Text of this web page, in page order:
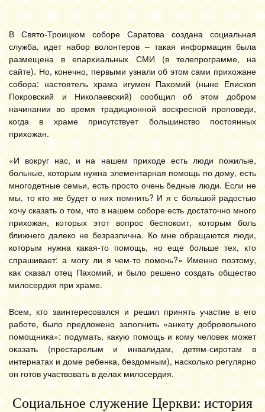
В Свято-Троицком соборе Саратова создана социальная
служба, идет набор волонтеров – такая информация была
размещена в епархиальных СМИ (в телепрограмме, на
сайте). Но, конечно, первыми узнали об этом сами прихожане
собора: настоятель храма игумен Пахомий (ныне Епископ
Покровский и Николаевский) сообщил об этом добром
начинании во время традиционной воскресной проповеди,
когда в храме присутствует большинство постоянных
прихожан.
«И вокруг нас, и на нашем приходе есть люди пожилые,
больные, которым нужна элементарная помощь по дому, есть
многодетные семьи, есть просто очень бедные люди. Если не
мы, то кто же будет о них помнить? И я с большой радостью
хочу сказать о том, что в нашем соборе есть достаточно много
прихожан, которых этот вопрос беспокоит, которым боль
ближнего далеко не безразлична. Ко мне обращаются люди,
которым нужна какая-то помощь, но еще больше тех, кто
спрашивает: а могу ли я чем-то помочь?» Именно поэтому,
как сказал отец Пахомий, и было решено создать общество
милосердия при храме.
Всем, кто заинтересовался и решил принять участие в его
работе, было предложено заполнить «анкету добровольного
помощника»: подумать, какую помощь и кому человек может
оказать (престарелым и инвалидам, детям-сиротам в
интернатах и доме ребенка, бездомным), насколько регулярно
он готов участвовать в делах милосердия.
Социальное служение Церкви: история